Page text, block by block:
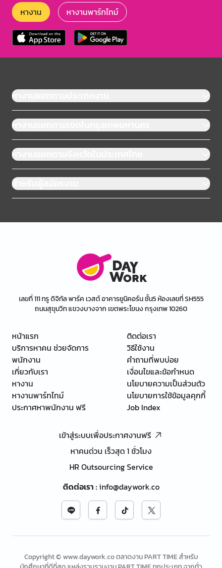
หางาน หางานพาร์ทไทม์
หางานแยกตามประเภทงาน
หางานแยกตามเขตในกรุงเทพมหานคร
หางานแยกตามจังหวัดในประเทศไทย
สำหรับผู้สมัครงาน
เลขที่ 111 ทรู ดิจิทัล พาร์ค เวสต์ อาคารยูนิคอร์น ชั้น5 ห้องเลขที่ SH555
ถนนสุขุมวิท แขวงบางจาก เขตพระโขนง กรุงเทพ 10260
หน้าแรก
บริการหาคน ช่วยจัดการ
พนักงาน
เกี่ยวกับเรา
หางาน
หางานพาร์ทไทม์
ประกาศหาพนักงาน ฟรี
ติดต่อเรา
วิธีใช้งาน
คำถามที่พบบ่อย
เงื่อนไขและข้อกำหนด
นโยบายความเป็นส่วนตัว
นโยบายการใช้ข้อมูลคุกกี้
Job Index
เข้าสู่ระบบเพื่อประกาศงานฟรี
หาคนด่วน เร็วสุด 1 ชั่วโมง
HR Outsourcing Service
ติดต่อเรา:info@daywork.co
Copyright © www.daywork.co ตลาดงาน PART TIME สำหรับ